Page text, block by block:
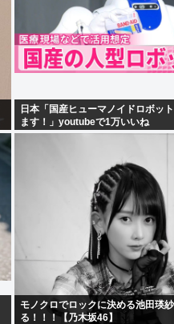
日本「国産ヒューマノイドロボッ
ます！」youtubeで1万いいね
モノクロでロックに決める池田瑛
る！！！【乃木坂46】